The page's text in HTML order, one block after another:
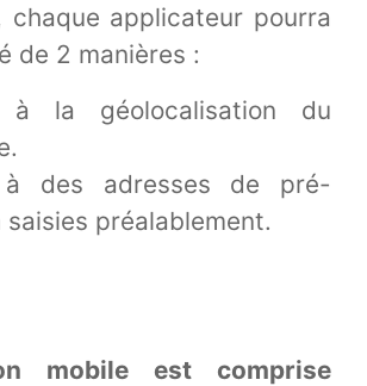
chaque applicateur pourra
de 2 manières :
à la géolocalisation du
à des adresses de pré-
préalablement.
mobile est comprise